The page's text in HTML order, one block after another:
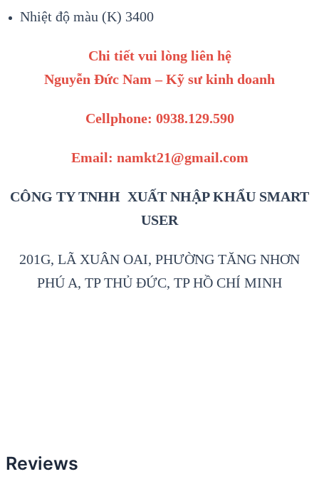
Nhiệt độ màu (K) 3400
Chi tiết vui lòng liên hệ
Nguyễn Đức Nam – Kỹ sư kinh doanh
Cellphone: 0938.129.590
Email: namkt21@gmail.com
CÔNG TY TNHH XUẤT NHẬP KHẨU SMART
USER
201G, LÃ XUÂN OAI, PHƯỜNG TĂNG NHƠN
PHÚ A, TP THỦ ĐỨC, TP HỒ CHÍ MINH
Reviews